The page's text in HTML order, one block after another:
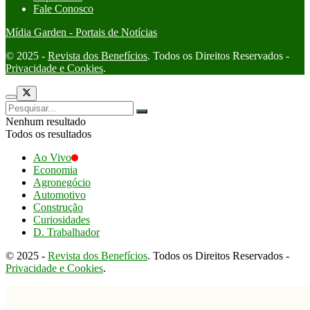
Fale Conosco
Mídia Garden - Portais de Notícias
© 2025 - Revista dos Benefícios. Todos os Direitos Reservados -
Privacidade e Cookies.
Nenhum resultado
Todos os resultados
Ao Vivo
Economia
Agronegócio
Automotivo
Construção
Curiosidades
D. Trabalhador
© 2025 - Revista dos Benefícios. Todos os Direitos Reservados -
Privacidade e Cookies.